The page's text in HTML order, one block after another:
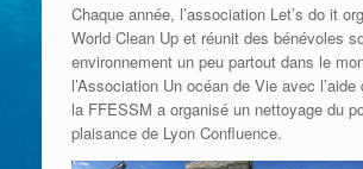
Chaque année, l’association Let’s do it
World Clean Up et réunit des bénévoles
environnement un peu partout dans le
l’Association Un océan de Vie avec
la FFESSM a organisé un nettoyage du
plaisance de Lyon Confluence.